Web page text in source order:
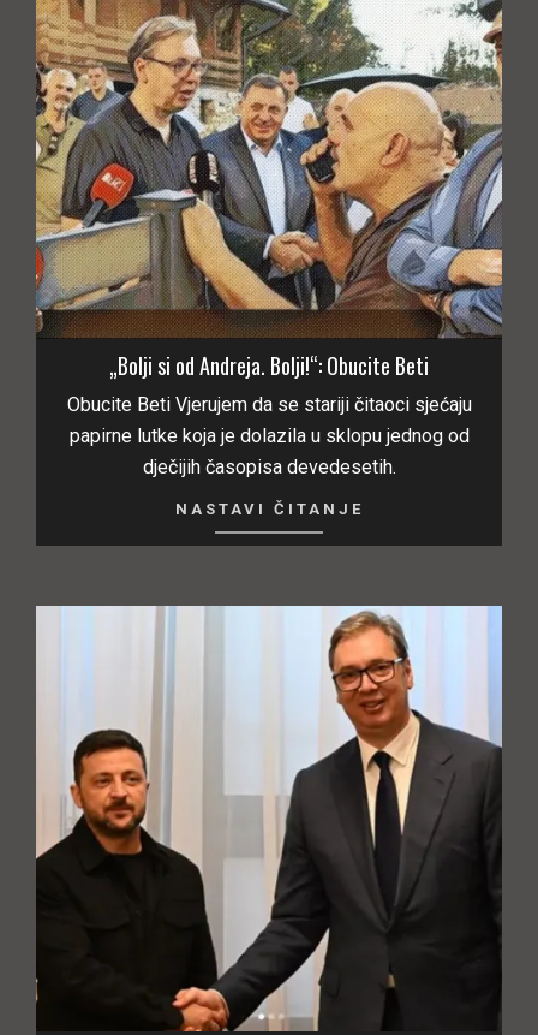
„Bolji si od Andreja. Bolji!“: Obucite Beti
Obucite Beti Vjerujem da se stariji čitaoci sjećaju
papirne lutke koja je dolazila u sklopu jednog od
dječijih časopisa devedesetih.
NASTAVI ČITANJE